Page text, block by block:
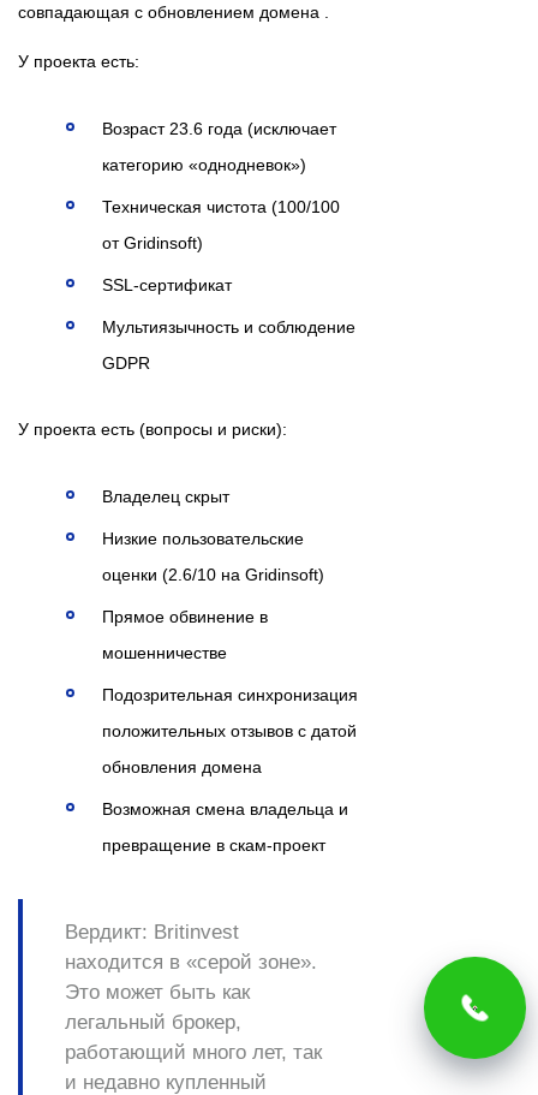
совпадающая с обновлением домена .
У проекта есть:
Возраст 23.6 года (исключает
категорию «однодневок»)
Техническая чистота (100/100
от Gridinsoft)
SSL-сертификат
Мультиязычность и соблюдение
GDPR
У проекта есть (вопросы и риски):
Владелец скрыт
Низкие пользовательские
оценки (2.6/10 на Gridinsoft)
Прямое обвинение в
мошенничестве
Подозрительная синхронизация
положительных отзывов с датой
обновления домена
Возможная смена владельца и
превращение в скам-проект
Вердикт: Britinvest
находится в «серой зоне».
Это может быть как
легальный брокер,
работающий много лет, так
и недавно купленный